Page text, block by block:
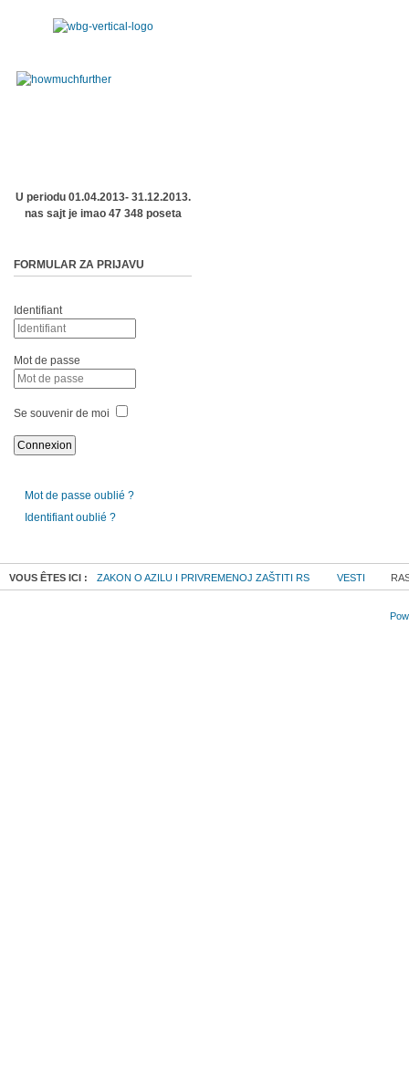
U periodu 01.04.2013- 31.12.2013.
nas sajt je imao 47 348 poseta
FORMULAR ZA PRIJAVU
Identifiant
Mot de passe
Se souvenir de moi
Mot de passe oublié ?
Identifiant oublié ?
VOUS ÊTES ICI : ZAKON O AZILU I PRIVREMENOJ ZAŠTITI RS VESTI